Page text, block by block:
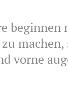
vorne